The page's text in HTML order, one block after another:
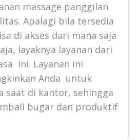
massage panggilan
Apalagi bila tersedia
di akses dari mana saja
layaknya layanan dari
ini. Layanan ini
Anda untuk
saat di kantor, sehingga
bugar dan produktif